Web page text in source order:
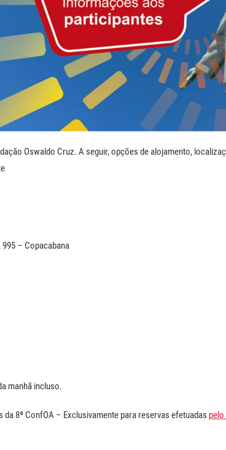
Oswaldo Cruz. A seguir, opções de alojamento,
– Copacabana
manhã incluso.
8ª ConfOA – Exclusivamente para reservas efetuadas